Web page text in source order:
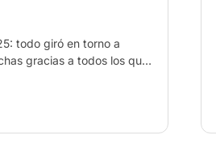
todo giró en torno a
gracias a todos los que